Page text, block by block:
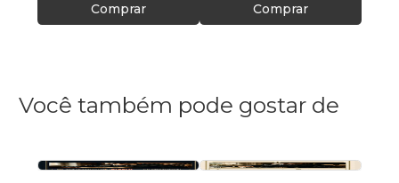
Comprar Comprar
Você também pode gostar de